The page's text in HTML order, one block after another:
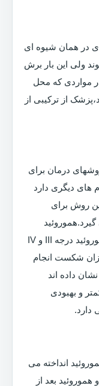
در همان شیوه ای
ولی این بار برش
مواردی که محل
از ترکیبی از
درمان برای
های دیگری دارد
روش برای
کتومی استاپلر،عمدتا در بیماران مبتلا به هموروئید درجه III و IV
شکست انجام
داده اند
و بهبودی
دارد.
انداخته می
بعد از